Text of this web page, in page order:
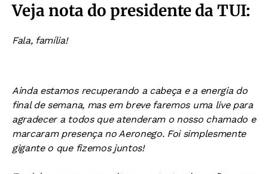
Veja nota do presidente da TUI:
Fala, família!
Ainda estamos recuperando a cabeça e a energia do
final de semana, mas em breve faremos uma live para
agradecer a todos que atenderam o nosso chamado e
marcaram presença no Aeronego. Foi simplesmente
gigante o que fizemos juntos!